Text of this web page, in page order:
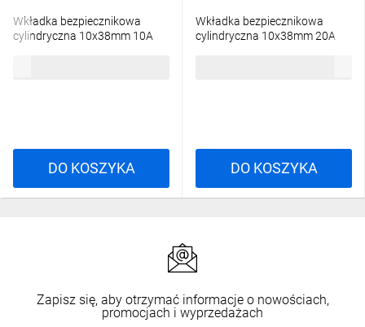
Wkładka bezpiecznikowa
cylindryczna 10x38mm 10A
DO KOSZYKA
Wkładka bezpiecznikowa
cylindryczna 10x38mm 20A
DO KOSZYKA
Zapisz się, aby otrzymać informacje o nowościach,
promocjach i wyprzedażach